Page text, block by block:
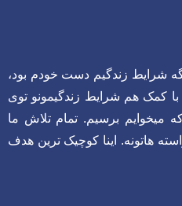
شرایط زندگیم دست خودم بود،
کمک هم شرایط زندگیمونو توی
میخوایم برسیم. تمام تلاش ما
هاتونه. اینا کوچیک ترین هدف